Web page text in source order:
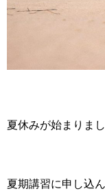
夏休みが始まりまし
夏期講習に申し込